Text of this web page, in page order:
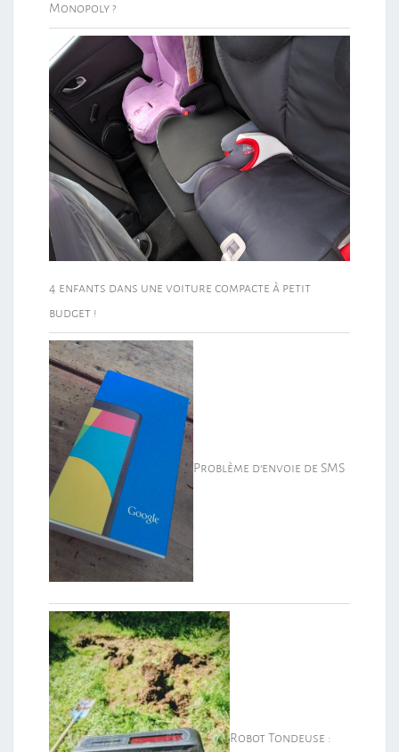
Monopoly ?
4 enfants dans une voiture compacte à petit
budget !
Problème d’envoie de SMS
Robot Tondeuse :